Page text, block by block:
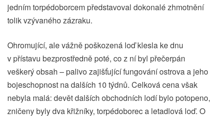
jedním torpédoborcem představoval dokonalé zhmotnění
tolik vzývaného zázraku.
Ohromující, ale vážně poškozená loď klesla ke dnu
v přístavu bezprostředně poté, co z ní byl přečerpán
veškerý obsah – palivo zajišťující fungování ostrova a jeho
bojeschopnost na dalších 10 týdnů. Celková cena však
nebyla malá: devět dalších obchodních lodí bylo potopeno,
zničeny byly dva křižníky, torpédoborec a letadlová loď. O